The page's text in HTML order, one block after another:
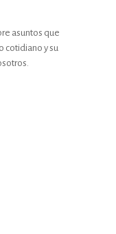
asuntos que
cotidiano y su